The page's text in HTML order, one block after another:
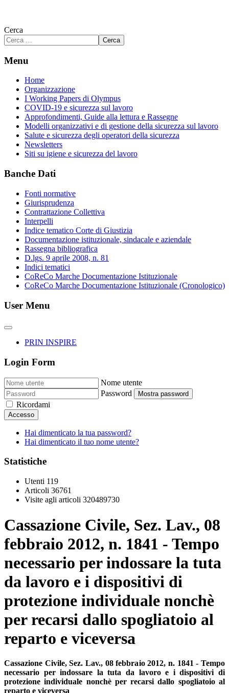
Cerca
Cerca
Menu
Home
Organizzazione
I Working Papers di Olympus
COVID-19 e sicurezza sul lavoro
Approfondimenti, Guide alla lettura e Rassegne
Modelli organizzativi e di gestione della sicurezza sul lavoro
Salute e sicurezza degli operatori della sicurezza
Newsletters
Siti su igiene e sicurezza del lavoro
Banche Dati
Fonti normative
Giurisprudenza
Contrattazione Collettiva
Interpelli
Indice tematico Corte di Giustizia
Documentazione istituzionale, sindacale e aziendale
Rassegna bibliografica
D.lgs. 9 aprile 2008, n. 81
Indici tematici
CoReCo Marche Documentazione Istituzionale
CoReCo Marche Documentazione Istituzionale (Cronologico)
User Menu
PRIN INSPIRE
Login Form
Nome utente
Password
Mostra password
Ricordami
Accesso
Hai dimenticato la tua password?
Hai dimenticato il tuo nome utente?
Statistiche
Utenti 119
Articoli 36761
Visite agli articoli 320489730
Cassazione Civile, Sez. Lav., 08
febbraio 2012, n. 1841 - Tempo
necessario per indossare la tuta
da lavoro e i dispositivi di
protezione individuale nonchè
per recarsi dallo spogliatoio al
reparto e viceversa
Cassazione Civile, Sez. Lav., 08 febbraio 2012, n. 1841 - Tempo
necessario per indossare la tuta da lavoro e i dispositivi di
protezione individuale nonchè per recarsi dallo spogliatoio al
reparto e viceversa